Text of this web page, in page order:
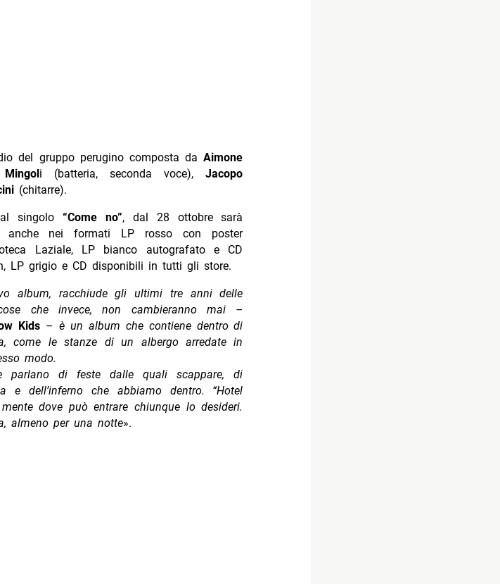
del gruppo perugino composta daAimone
i (batteria, seconda voce),Jacopo
(chitarre).
singolo “Come no”, dal 28 ottobre sarà
anche nei formati LP rosso con poster
Laziale, LP bianco autografato e CD
LP grigio e CD disponibili in tutti gli store.
album, racchiude gli ultimi tre anni delle
che invece, non cambieranno mai –
Kids – è un album che contiene dentro di
come le stanze di un albergo arredate in
modo.
di feste dalle quali scappare, di
e dell’inferno che abbiamo dentro. “Hotel
dove può entrare chiunque lo desideri.
almeno per una notte».